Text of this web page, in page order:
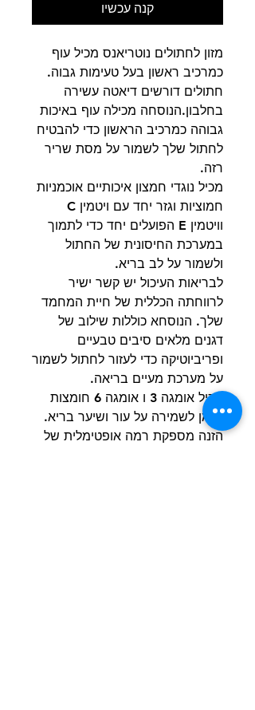
קנה עכשיו
מזון לחתולים נוטריאנס מכיל עוף
כמרכיב ראשון בעל טעימות גבוה.
חתולים דורשים דיאטה עשירה
בחלבון.הנוסחה מכילה עוף באיכות
גבוהה כמרכיב הראשון כדי להבטיח
לחתול שלך לשמור על מסת שריר
רזה.
מכיל נוגדי חמצון איכותיים אוכמניות
חמוציות וגזר יחד עם ויטמין C
וויטמין E הפועלים יחד כדי לתמוך
במערכת החיסונית של החתול
ולשמור על לב בריא.
לבריאות העיכול יש קשר ישיר
לרווחתה הכללית של חיית המחמד
שלך. הנוסחא כוללות שילוב של
דגנים מלאים סיבים טבעיים
ופריביוטיקה כדי לעזור לחתול לשמור
על מערכת מעיים בריאה.
מכיל אומגה 3 ו אומגה 6 חומצות
שומן לשמירה על עור ושיער בריא.
הזנה מספקת רמה אופטימלית של